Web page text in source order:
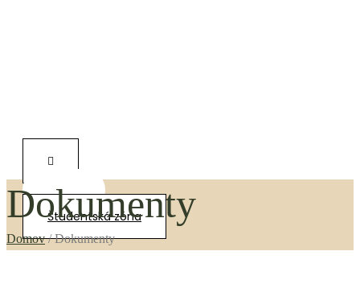
0,00€
Študentská zóna
Dokumenty
Domov / Dokumenty